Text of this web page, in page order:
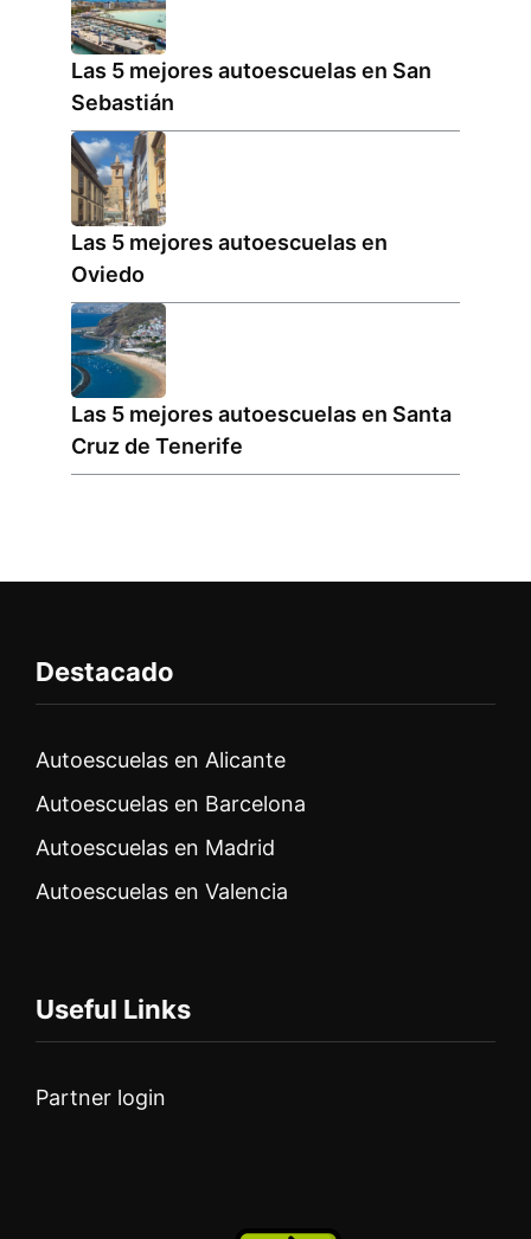
Las 5 mejores autoescuelas en San
Sebastián
Las 5 mejores autoescuelas en
Oviedo
Las 5 mejores autoescuelas en Santa
Cruz de Tenerife
Destacado
Autoescuelas en Alicante
Autoescuelas en Barcelona
Autoescuelas en Madrid
Autoescuelas en Valencia
Useful Links
Partner login